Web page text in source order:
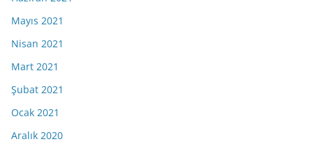
Mayıs 2021
Nisan 2021
Mart 2021
Şubat 2021
Ocak 2021
Aralık 2020